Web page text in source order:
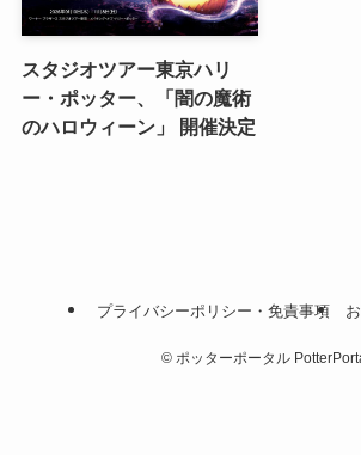
スタジオツアー東京ハリ
ー・ポッター、「闇の魔術
のハロウィーン」 開催決定
プライバシーポリシー・免責事項
© ポッターポータル